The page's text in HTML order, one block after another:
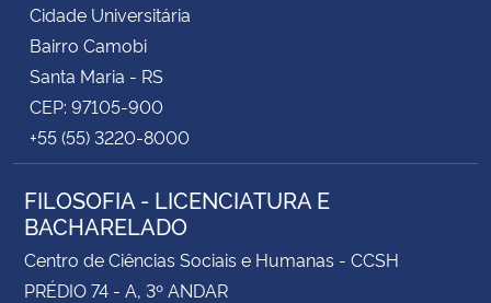
Cidade Universitária
Bairro Camobi
Santa Maria - RS
CEP: 97105-900
+55 (55) 3220-8000
FILOSOFIA - LICENCIATURA E
BACHARELADO
Centro de Ciências Sociais e Humanas - CCSH
PRÉDIO 74 - A, 3º ANDAR